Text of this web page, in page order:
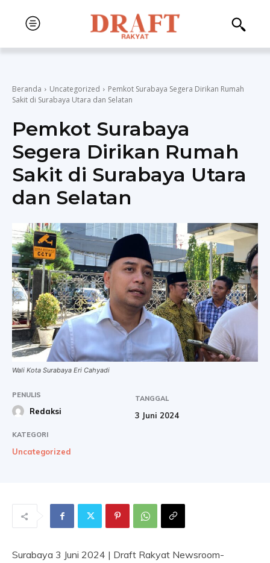
Beranda Uncategorized
Pemkot Surabaya Segera Dirikan Rumah
Sakit di Surabaya Utara dan Selatan
Pemkot Surabaya
Segera Dirikan Rumah
Sakit di Surabaya Utara
dan Selatan
Wali Kota Surabaya Eri Cahyadi
PENULIS
Redaksi
TANGGAL
3 Juni 2024
KATEGORI
Uncategorized
Surabaya 3 Juni 2024 | Draft Rakyat Newsroom-